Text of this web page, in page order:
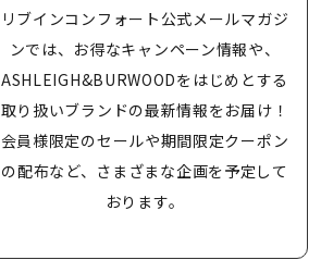
リブインコンフォート公式メールマガジ
ンでは、お得なキャンペーン情報や、
ASHLEIGH&BURWOODをはじめとする
取り扱いブランドの最新情報をお届け！
会員様限定のセールや期間限定クーポン
の配布など、さまざまな企画を予定して
おります。